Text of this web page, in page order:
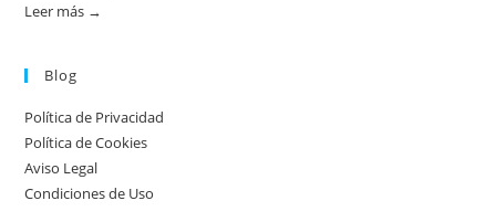
Leer más →
ciudad:
disponibilidad
y
Blog
Política de Privacidad
Política de Cookies
Aviso Legal
Condiciones de Uso